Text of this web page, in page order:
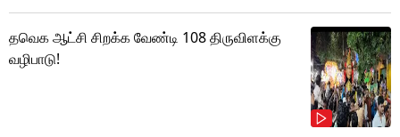
தவெக ஆட்சி சிறக்க வேண்டி 108 திருவிளக்கு
வழிபாடு!